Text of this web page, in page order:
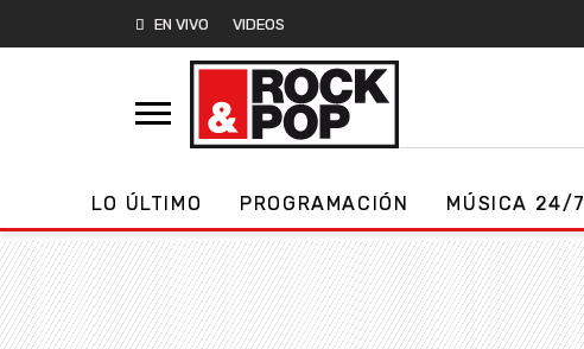
EN VIVO VIDEOS
LO ÚLTIMO PROGRAMACIÓN MÚSICA 24/7